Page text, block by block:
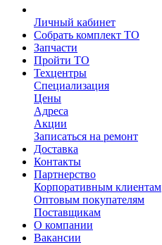
Личный кабинет
Собрать комплект ТО
Запчасти
Пройти ТО
Техцентры
Специализация
Цены
Адреса
Акции
Записаться на ремонт
Доставка
Контакты
Партнерство
Корпоративным клиентам
Оптовым покупателям
Поставщикам
О компании
Вакансии